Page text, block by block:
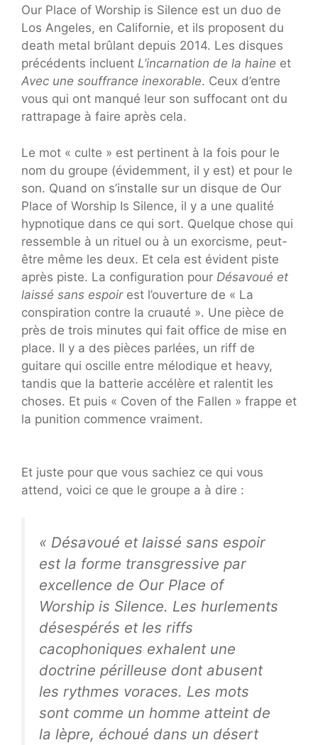
Our Place of Worship is Silence est un duo de
Los Angeles, en Californie, et ils proposent du
death metal brûlant depuis 2014. Les disques
précédents incluent L’incarnation de la haine et
Avec une souffrance inexorable. Ceux d’entre
vous qui ont manqué leur son suffocant ont du
rattrapage à faire après cela.
Le mot « culte » est pertinent à la fois pour le
nom du groupe (évidemment, il y est) et pour le
son. Quand on s’installe sur un disque de Our
Place of Worship Is Silence, il y a une qualité
hypnotique dans ce qui sort. Quelque chose qui
ressemble à un rituel ou à un exorcisme, peut-
être même les deux. Et cela est évident piste
après piste. La configuration pour Désavoué et
laissé sans espoirest l’ouverture de « La
conspiration contre la cruauté ». Une pièce de
près de trois minutes qui fait office de mise en
place. Il y a des pièces parlées, un riff de
guitare qui oscille entre mélodique et heavy,
tandis que la batterie accélère et ralentit les
choses. Et puis « Coven of the Fallen » frappe et
la punition commence vraiment.
Et juste pour que vous sachiez ce qui vous
attend, voici ce que le groupe a à dire :
« Désavoué et laissé sans espoir
est la forme transgressive par
excellence de Our Place of
Worship is Silence. Les hurlements
désespérés et les riffs
cacophoniques exhalent une
doctrine périlleuse dont abusent
les rythmes voraces. Les mots
sont comme un homme atteint de
la lèpre, échoué dans un désert